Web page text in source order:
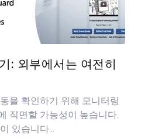
: 외부에서는 여전히
을 확인하기 위해 모니터링
직면할 가능성이 높습니다.
있습니다...